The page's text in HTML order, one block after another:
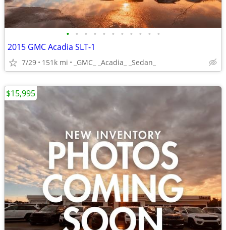
• • • • • • • • • • •
2015 GMC Acadia SLT-1
7/29 151k mi _GMC_ _Acadia_ _Sedan_
$15,995